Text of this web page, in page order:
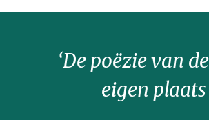
‘De poëzie van
eigen